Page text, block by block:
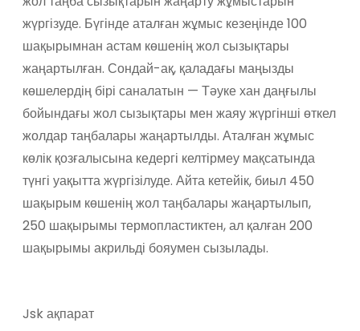
жүргізуде. Бүгінде аталған жұмыс кезеңінде 100
шақырымнан астам көшенің жол сызықтары
жаңартылған. Сондай-ақ, қаладағы маңызды
көшелердің бірі саналатын — Тәуке хан даңғылы
бойындағы жол сызықтары мен жаяу жүргінші өткел
жолдар таңбалары жаңартылды. Аталған жұмыс
көлік қозғалысына кедергі келтірмеу мақсатында
түнгі уақытта жүргізілуде. Айта кетейік, биыл 450
шақырым көшенің жол таңбалары жаңартылып,
250 шақырымы термопластиктен, ал қалған 200
шақырымы акрильді бояумен сызылады.
Jsk ақпарат